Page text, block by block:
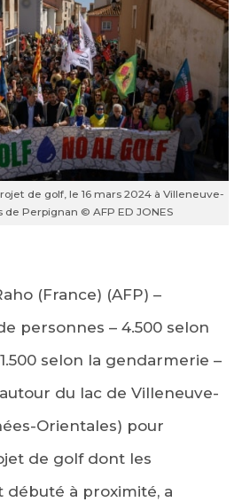
de golf, le 16 mars 2024 à Villeneuve-
de Perpignan © AFP ED JONES
(France) (AFP) –
personnes – 4.500 selon
selon la gendarmerie –
du lac de Villeneuve-
Orientales) pour
de golf dont les
à proximité, a